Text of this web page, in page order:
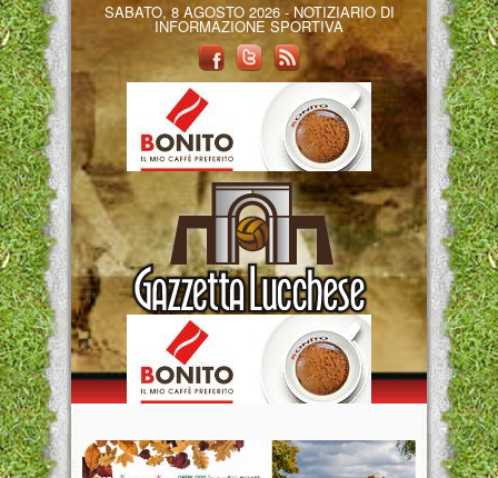
SABATO, 8 AGOSTO 2026 - NOTIZIARIO DI
INFORMAZIONE SPORTIVA